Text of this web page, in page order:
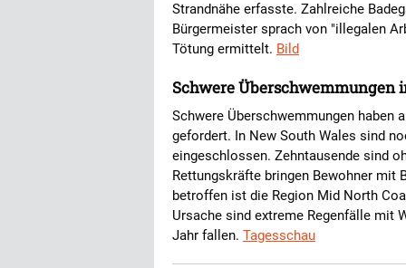
Strandnähe erfasste. Zahlreiche
Bürgermeister sprach von "illegalen
Tötung ermittelt. Bild
Schwere Überschwemmungen
Schwere Überschwemmungen haben
gefordert. In New South Wales sind
eingeschlossen. Zehntausende sind
Rettungskräfte bringen Bewohner mit
betroffen ist die Region Mid North
Ursache sind extreme Regenfälle mit
Jahr fallen. Tagesschau